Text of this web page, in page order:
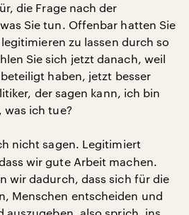
die Frage nach der
Sie tun. Offenbar hatten Sie
zu lassen durch so
Sie sich jetzt danach, weil
haben, jetzt besser
der sagen kann, ich bin
ich tue?
nicht sagen. Legitimiert
wir gute Arbeit machen.
wir dadurch, dass sich für die
Menschen entscheiden und